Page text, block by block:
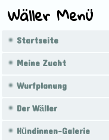
Wäller Menü
Startseite
Meine Zucht
Wurfplanung
Der Wäller
Hündinnen-Galerie